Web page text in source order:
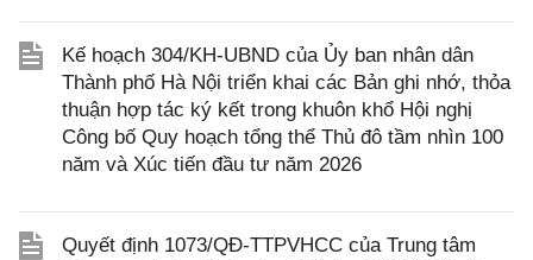
Kế hoạch 304/KH-UBND của Ủy ban nhân dân
Thành phố Hà Nội triển khai các Bản ghi nhớ, thỏa
thuận hợp tác ký kết trong khuôn khổ Hội nghị
Công bố Quy hoạch tổng thể Thủ đô tầm nhìn 100
năm và Xúc tiến đầu tư năm 2026
Quyết định 1073/QĐ-TTPVHCC của Trung tâm